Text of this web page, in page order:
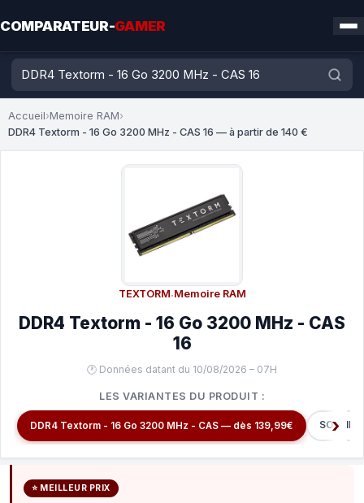
COMPARATEUR-GAMER
Accueil›Memoire RAM›
DDR4 Textorm - 16 Go 3200 MHz - CAS 16 — à partir de 140 €
TEXTORM·Memoire RAM
DDR4 Textorm - 16 Go 3200 MHz - CAS
16
🕐 Données datant du 10/08/2026 – 07H
LES VARIANTES DU PRODUIT :
DDR4 Textorm - 16 Go 3200 MHz - CAS — dès 139,99€ SO-
⭐ MEILLEUR PRIX